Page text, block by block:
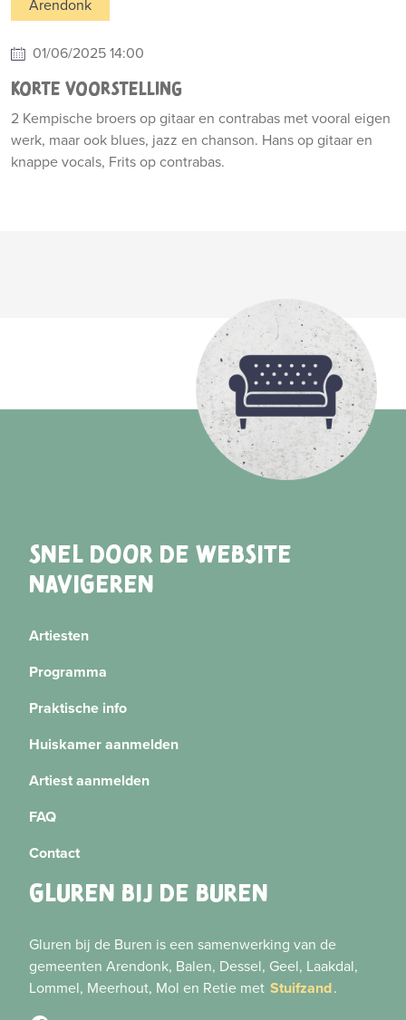
Arendonk
01/06/2025 14:00
KORTE VOORSTELLING
2 Kempische broers op gitaar en contrabas met vooral eigen
werk, maar ook blues, jazz en chanson. Hans op gitaar en
knappe vocals, Frits op contrabas.
GLUREN BIJ DE BUREN
Gluren bij de Buren is een samenwerking van de
gemeenten Arendonk, Balen, Dessel, Geel, Laakdal,
Lommel, Meerhout, Mol en Retie met Stuifzand.
SNEL DOOR DE WEBSITE
NAVIGEREN
Artiesten
Programma
Praktische info
Huiskamer aanmelden
Artiest aanmelden
FAQ
Contact